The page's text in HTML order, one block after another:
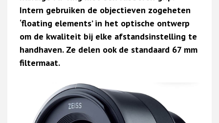
Intern gebruiken de objectieven zogeheten
‘floating elements’ in het optische ontwerp
om de kwaliteit bij elke afstandsinstelling te
handhaven. Ze delen ook de standaard 67 mm
filtermaat.